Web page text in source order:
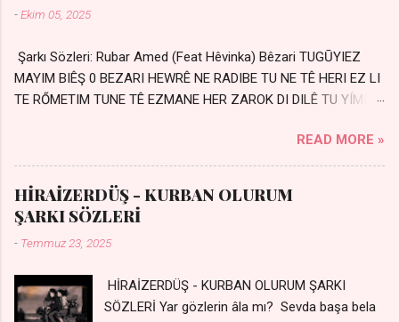
-Ekim 05, 2025
Şarkı Sözleri: Rubar Amed (Feat Hêvinka) Bêzari TUGŪYIEZ
MAYIM BIÊŞ 0 BEZARI HEWRÊ NE RADIBE TU NE TÊ HERI EZ LI
TE RŐMETIM TUNE TÊ EZMANE HER ZAROK DI DILÊ TU YÍMIN
Silinmis yarıda. Hasretin yel gibi Eser yar içimden Bir kıza sevdalı
Yaralı adamım. Sensizlik bir hançer Geceler susmuyor Yaralı
kalbimde Bir sızı durmuyor Tu yi bihare min Ez ji payizim Li
dile şevên min Teng e nefes im Adını sayıklar Uykusuz
geceler Sensiz her sabahım Sessiz ve kederli
READ MORE »
HİRAİZERDÜŞ - KURBAN OLURUM
ŞARKI SÖZLERİ
- Temmuz 23, 2025
HİRAİZERDÜŞ - KURBAN OLURUM ŞARKI
SÖZLERİ Yar gözlerin âla mı? Sevda başa bela